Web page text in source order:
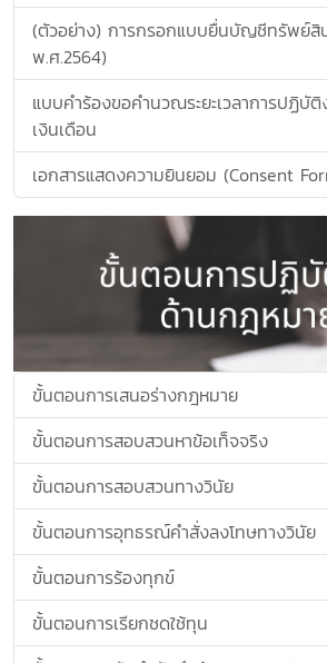
(ตัวอย่าง) การกรอกแบบยื่นบัญชีทรัพย์สิ
พ.ศ.2564)
แบบคำร้องขอคำนวณระยะเวลาการปฏิบั
เงินเดือน
เอกสารแสดงความยินยอม (Consent
ขั้นตอนการเสนอร่างกฎหมาย
ขั้นตอนการสอบสวนหาข้อเท็จจริง
ขั้นตอนการสอบสวนทางวินัย
ขั้นตอนการอุทธรณ์คำสั่งลงโทษทางวินัย
ขั้นตอนการร้องทุกข์
ขั้นตอนการเรียกชดใช้ทุน